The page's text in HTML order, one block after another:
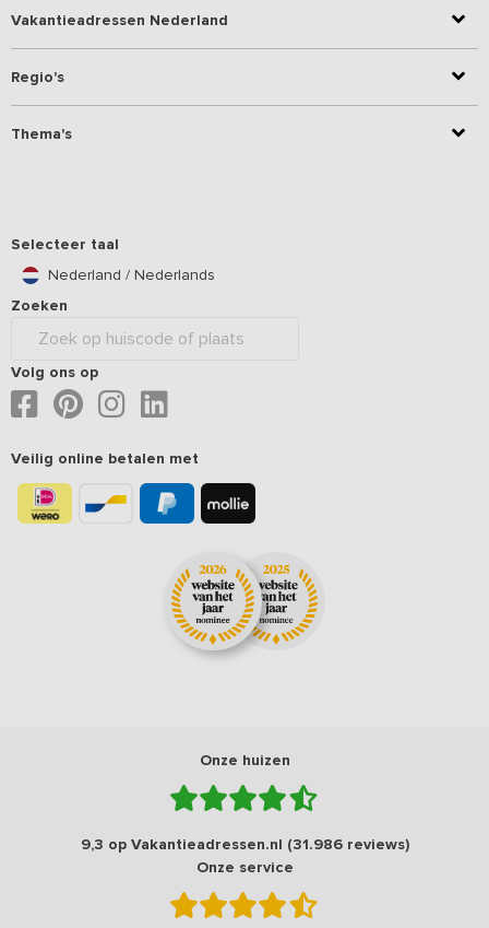
Vakantieadressen Nederland
Regio's
Thema's
Selecteer taal
Nederland / Nederlands
Zoeken
Volg ons op
Veilig online betalen met
Onze huizen
9,3 op Vakantieadressen.nl (31.986 reviews)
Onze service